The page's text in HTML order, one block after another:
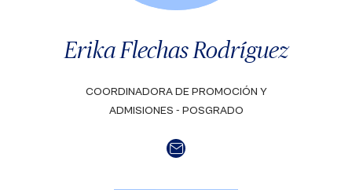
Erika Flechas Rodríguez
COORDINADORA DE PROMOCIÓN Y
ADMISIONES - POSGRADO